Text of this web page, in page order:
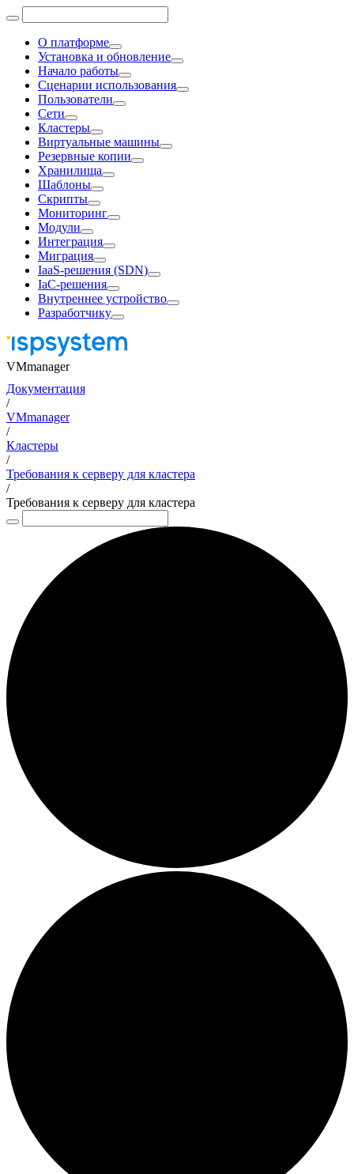
О платформе
Установка и обновление
Начало работы
Сценарии использования
Пользователи
Сети
Кластеры
Виртуальные машины
Резервные копии
Хранилища
Шаблоны
Скрипты
Мониторинг
Модули
Интеграция
Миграция
IaaS-решения (SDN)
IaC-решения
Внутреннее устройство
Разработчику
VMmanager
Документация
/
VMmanager
/
Кластеры
/
Требования к серверу для кластера
/
Требования к серверу для кластера